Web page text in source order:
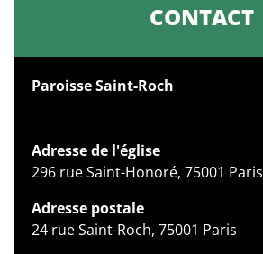
CONTACT
Paroisse Saint-Roch
Adresse de l'église
296 rue Saint-Honoré, 75001 Paris
Adresse postale
24 rue Saint-Roch, 75001 Paris